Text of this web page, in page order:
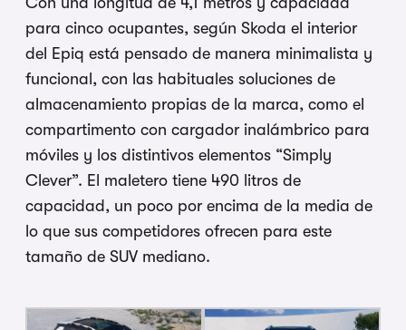
para cinco ocupantes, según Skoda el interior
del Epiq está pensado de manera minimalista y
funcional, con las habituales soluciones de
almacenamiento propias de la marca, como el
compartimento con cargador inalámbrico para
móviles y los distintivos elementos “Simply
Clever”. El maletero tiene 490 litros de
capacidad, un poco por encima de la media de
lo que sus competidores ofrecen para este
tamaño de SUV mediano.